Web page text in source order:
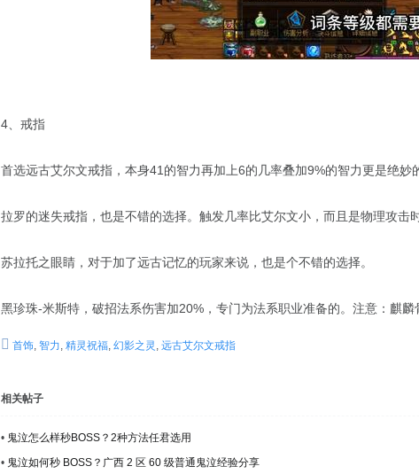
4、戒指
首选远古艾尔文戒指，本身41的智力再加上6的几率叠加9%的智力更是绝妙
拉罗的迷失戒指，也是不错的选择。触发几率比艾尔文小，而且是物理攻
苏拉托之眼睛，对于加了远古记忆的玩家来说，也是个不错的选择。
黑珍珠-米斯特，破招法系伤害加20%，专门为法系职业准备的。注意：麒麟
首饰, 智力, 精灵祝福, 幻影之灵 , 远古艾尔文戒指
相关帖子
• 鬼泣怎么样秒BOSS？2种方法任君选用
• 鬼泣如何秒 BOSS？广西 2 区 60 级普通鬼泣经验分享